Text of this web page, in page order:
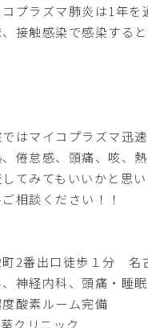
プラズマ肺炎は1年を
接触感染で感染する
はマイコプラズマ迅
倦怠感、頭痛、咳、
てみてもいいかと思い
相談ください！！
町2番出口徒歩１分 名
神経内科、頭痛・睡眠
酸素ルーム完備
クリニック